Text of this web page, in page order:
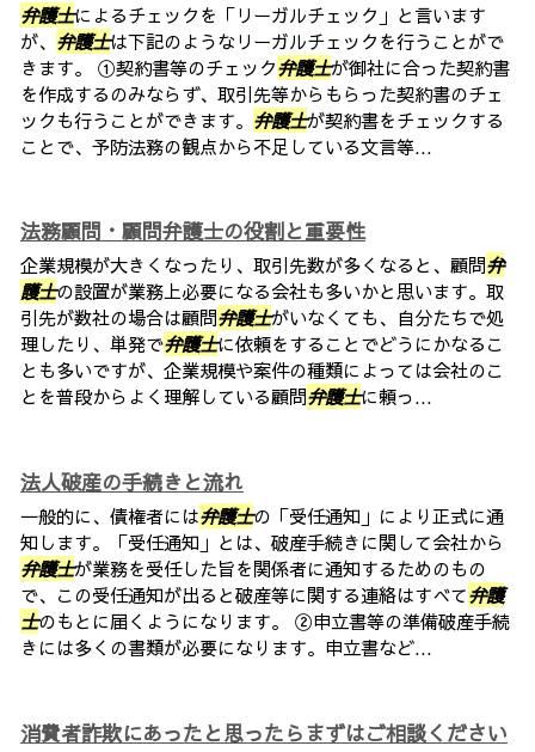
弁護士によるチェックを「リーガルチェック」と言います
が、 弁護士は下記のようなリーガルチェックを行うことがで
きます。 ①契約書等のチェック弁護士が御社に合った契約書
を作成するのみならず、取引先等からもらった契約書のチェ
ックも行うことができます。 弁護士が契約書をチェックする
ことで、予防法務の観点から不足している文言等...
法務顧問・顧問弁護士の役割と重要性
企業規模が大きくなったり、取引先数が多くなると、顧問弁
護士の設置が業務上必要になる会社も多いかと思います。取
引先が数社の場合は顧問弁護士がいなくても、自分たちで処
理したり、単発で弁護士に依頼をすることでどうにかなるこ
とも多いですが、企業規模や案件の種類によっては会社のこ
とを普段からよく理解している顧問弁護士に頼っ...
法人破産の手続きと流れ
一般的に、債権者には弁護士の「受任通知」により正式に通
知します。「受任通知」とは、破産手続きに関して会社から
弁護士が業務を受任した旨を関係者に通知するためのもの
で、この受任通知が出ると破産等に関する連絡はすべて弁護
士のもとに届くようになります。 ②申立書等の準備破産手続
きには多くの書類が必要になります。申立書など...
消費者詐欺にあったと思ったらまずはご相談ください